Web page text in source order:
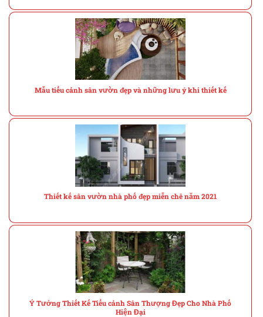
Mẫu tiểu cảnh sân vườn đẹp và những lưu ý khi thiết kế
Thiết kế sân vườn nhà phố đẹp miễn chê năm 2021
Ý Tưởng Thiết Kế Tiểu cảnh Sân Thượng Đẹp Cho Nhà Phố
Hiện Đại